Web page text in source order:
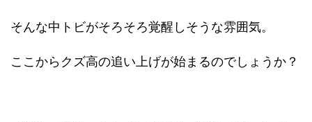
そんな中トビがそろそろ覚醒しそうな雰囲気。
ここからクズ高の追い上げが始まるのでしょうか？